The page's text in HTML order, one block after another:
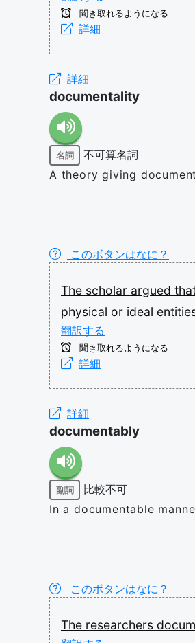
聞き取れるようになる
詳細
詳細
documentality
名詞
不可算名詞
A theory giving
このボタンはなに？
The scholar argued
physical or ideal
翻訳する
聞き取れるようになる
詳細
詳細
documentably
副詞
比較不可
In a documentable
このボタンはなに？
The researchers